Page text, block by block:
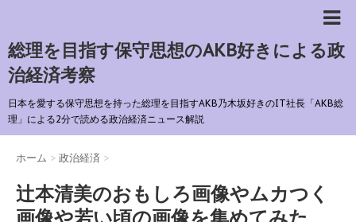
総理を目指す保守思想のAKB好きによる政
治経済考察
日本を愛する保守思想を持った総理を目指すAKB乃木坂好きのIT社長「AKB総
理」による2分で読める政治経済ニュース解説
ホーム > 政治経済 >
辻本清美のおもしろ画像やムカつく